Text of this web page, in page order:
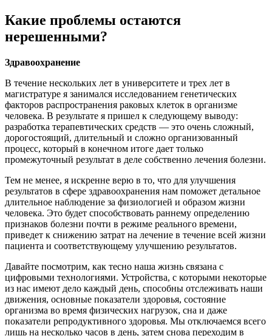
Какие проблемы остаются
нерешенными?
Здравоохранение
В течение нескольких лет в университете и трех лет в
магистратуре я занимался исследованием генетических
факторов распространения раковых клеток в организме
человека. В результате я пришел к следующему выводу:
разработка терапевтических средств — это очень сложный,
дорогостоящий, длительный и сложно организованный
процесс, который в конечном итоге дает только
промежуточный результат в деле собственно лечения болезни.
Тем не менее, я искренне верю в то, что для улучшения
результатов в сфере здравоохранения нам поможет детальное
длительное наблюдение за физиологией и образом жизни
человека. Это будет способствовать раннему определению
признаков болезни почти в режиме реального времени,
приведет к снижению затрат на лечение в течение всей жизни
пациента и соответствующему улучшению результатов.
Давайте посмотрим, как тесно наша жизнь связана с
цифровыми технологиями. Устройства, с которыми некоторые
из нас имеют дело каждый день, способны отслеживать наши
движения, основные показатели здоровья, состояние
организма во время физических нагрузок, сна и даже
показатели репродуктивного здоровья. Мы отключаемся всего
лишь на несколько часов в день, затем снова переходим в